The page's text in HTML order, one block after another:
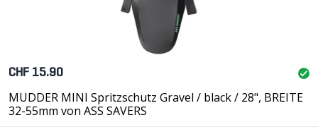
CHF 15.90
MUDDER MINI Spritzschutz Gravel / black / 28", BREITE
32-55mm von ASS SAVERS